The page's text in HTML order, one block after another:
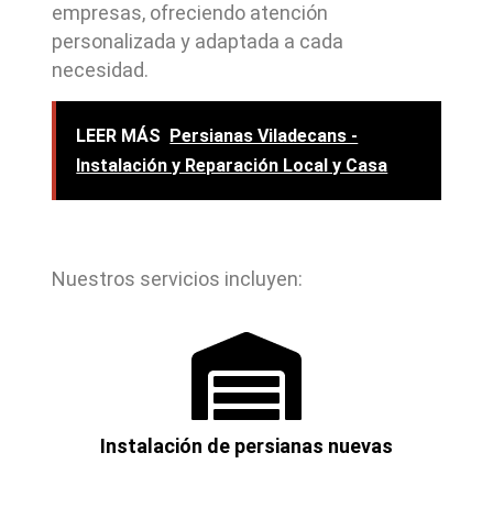
empresas, ofreciendo atención
personalizada y adaptada a cada
necesidad.
LEER MÁS Persianas Viladecans -
Instalación y Reparación Local y Casa
Nuestros servicios incluyen:
Instalación de persianas nuevas